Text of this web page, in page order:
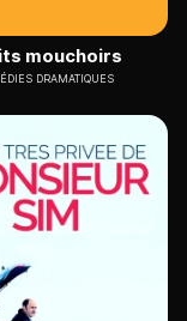
mouchoirs
DRAMATIQUES